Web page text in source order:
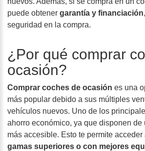
puede obtener garantía y financiación
seguridad en la compra.
¿Por qué comprar
ocasión?
Comprar coches de ocasión es una
más popular debido a sus múltiples
vehículos nuevos. Uno de los
ahorro económico, ya que disponen de
más accesible. Esto te permite acceder
gamas superiores o con mejores